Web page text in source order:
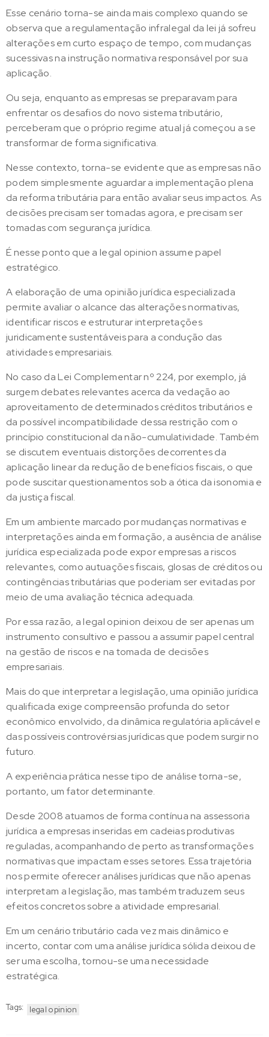
Esse cenário torna-se ainda mais complexo quando se
observa que a regulamentação infralegal da lei já sofreu
alterações em curto espaço de tempo, com mudanças
sucessivas na instrução normativa responsável por sua
aplicação.
Ou seja, enquanto as empresas se preparavam para
enfrentar os desafios do novo sistema tributário,
perceberam que o próprio regime atual já começou a se
transformar de forma significativa.
Nesse contexto, torna-se evidente que as empresas não
podem simplesmente aguardar a implementação plena
da reforma tributária para então avaliar seus impactos. As
decisões precisam ser tomadas agora, e precisam ser
tomadas com segurança jurídica.
É nesse ponto que a legal opinion assume papel
estratégico.
A elaboração de uma opinião jurídica especializada
permite avaliar o alcance das alterações normativas,
identificar riscos e estruturar interpretações
juridicamente sustentáveis para a condução das
atividades empresariais.
No caso da Lei Complementar nº 224, por exemplo, já
surgem debates relevantes acerca da vedação ao
aproveitamento de determinados créditos tributários e
da possível incompatibilidade dessa restrição com o
princípio constitucional da não-cumulatividade. Também
se discutem eventuais distorções decorrentes da
aplicação linear da redução de benefícios fiscais, o que
pode suscitar questionamentos sob a ótica da isonomia e
da justiça fiscal.
Em um ambiente marcado por mudanças normativas e
interpretações ainda em formação, a ausência de análise
jurídica especializada pode expor empresas a riscos
relevantes, como autuações fiscais, glosas de créditos ou
contingências tributárias que poderiam ser evitadas por
meio de uma avaliação técnica adequada.
Por essa razão, a legal opinion deixou de ser apenas um
instrumento consultivo e passou a assumir papel central
na gestão de riscos e na tomada de decisões
empresariais.
Mais do que interpretar a legislação, uma opinião jurídica
qualificada exige compreensão profunda do setor
econômico envolvido, da dinâmica regulatória aplicável e
das possíveis controvérsias jurídicas que podem surgir no
futuro.
A experiência prática nesse tipo de análise torna-se,
portanto, um fator determinante.
Desde 2008 atuamos de forma contínua na assessoria
jurídica a empresas inseridas em cadeias produtivas
reguladas, acompanhando de perto as transformações
normativas que impactam esses setores. Essa trajetória
nos permite oferecer análises jurídicas que não apenas
interpretam a legislação, mas também traduzem seus
efeitos concretos sobre a atividade empresarial.
Em um cenário tributário cada vez mais dinâmico e
incerto, contar com uma análise jurídica sólida deixou de
ser uma escolha, tornou-se uma necessidade
estratégica.
Tags: legal opinion